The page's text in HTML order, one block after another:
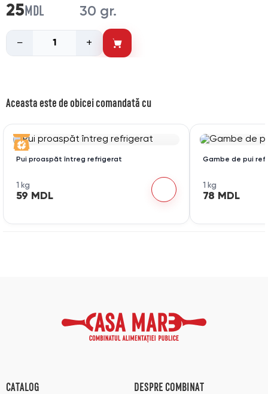
25MDL 30 gr.
− +
Aceasta este de obicei comandată cu
Pui proaspăt întreg refrigerat
1 kg
59 MDL
Gambe de pui
1 kg
78 MDL
CATALOG DESPRE COMBINAT